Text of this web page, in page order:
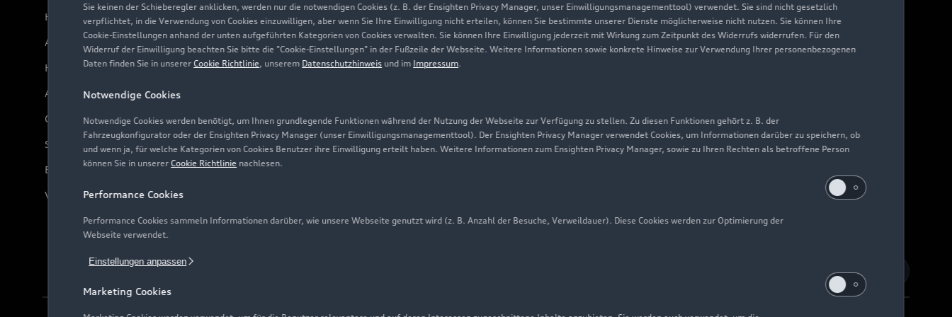
Sie keinen der Schieberegler anklicken, werden nur die notwendigen Cookies (z. B. der Ensighten Privacy Manager, unser Einwilligungsmanagementtool) verwendet. Sie sind nicht gesetzlich
verpflichtet, in die Verwendung von Cookies einzuwilligen, aber wenn Sie Ihre Einwilligung nicht erteilen, können Sie bestimmte unserer Dienste möglicherweise nicht nutzen. Sie können Ihre
Cookie-Einstellungen anhand der unten aufgeführten Kategorien von Cookies verwalten. Sie können Ihre Einwilligung jederzeit mit Wirkung zum Zeitpunkt des Widerrufs widerrufen. Für den
Widerruf der Einwilligung beachten Sie bitte die "Cookie-Einstellungen" in der Fußzeile der Webseite. Weitere Informationen sowie konkrete Hinweise zur Verwendung Ihrer personenbezogenen
Daten finden Sie in unsererCookie Richtlinie, unserem Datenschutzhinweis und im Impressum.
Notwendige Cookies
Notwendige Cookies werden benötigt, um Ihnen grundlegende Funktionen während der Nutzung der Webseite zur Verfügung zu stellen. Zu diesen Funktionen gehört z. B. der
Fahrzeugkonfigurator oder der Ensighten Privacy Manager (unser Einwilligungsmanagementtool). Der Ensighten Privacy Manager verwendet Cookies, um Informationen darüber zu speichern, ob
und wenn ja, für welche Kategorien von Cookies Benutzer ihre Einwilligung erteilt haben. Weitere Informationen zum Ensighten Privacy Manager, sowie zu Ihren Rechten als betroffene Person
können Sie in unsererCookie Richtlinie nachlesen.
Performance Cookies
Performance Cookies sammeln Informationen darüber, wie unsere Webseite genutzt wird (z. B. Anzahl der Besuche, Verweildauer). Diese Cookies werden zur Optimierung der
Webseite verwendet.
Einstellungen anpassen
Marketing Cookies
Händlersuche
Audi Code
Häufige Fragen (FAQ)
Audi Online Beratung
Online-Terminvereinbarung
Servicekontakt
Bordbuch & Bedienungsanleitungen
Verträge kündigen
Karriere
Investor Relations
Presse & Media Center
Audi erleben
Newsletter